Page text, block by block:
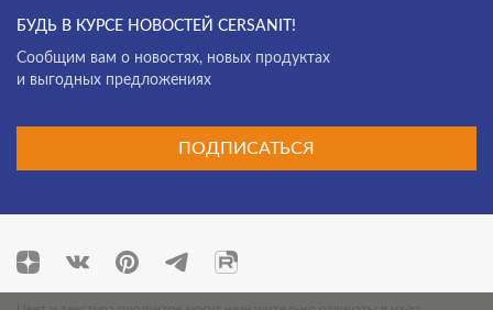
БУДЬ В КУРСЕ НОВОСТЕЙ CERSANIT!
Cообщим вам о новостях, новых продуктах
и выгодных предложениях
ПОДПИСАТЬСЯ